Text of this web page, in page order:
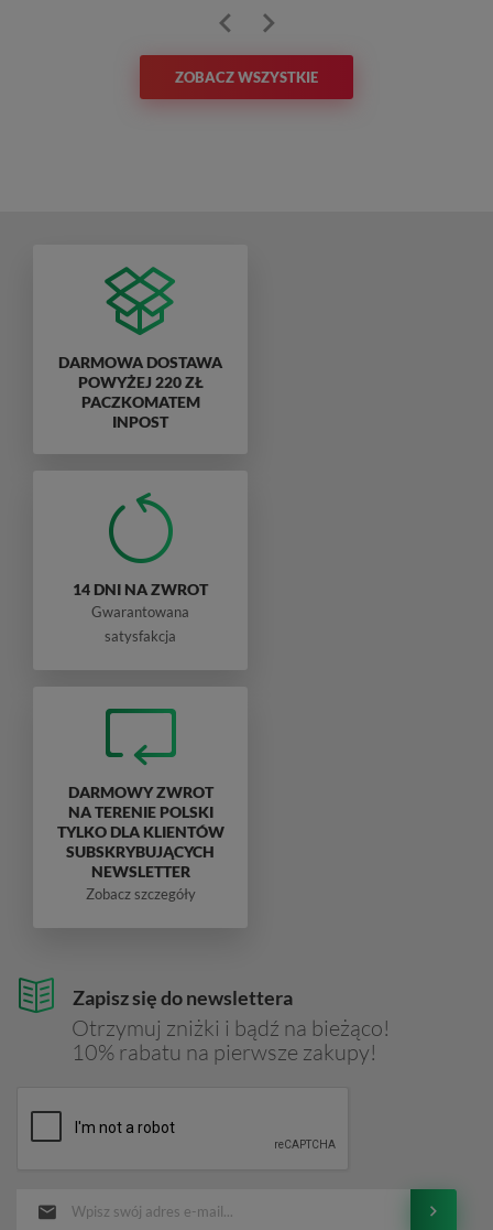
ZOBACZ WSZYSTKIE
Zapisz się do newslettera
Otrzymuj zniżki i bądź na bieżąco!
10% rabatu na pierwsze zakupy!
DARMOWA DOSTAWA
POWYŻEJ 220 ZŁ
PACZKOMATEM
INPOST
14 DNI NA ZWROT
Gwarantowana
satysfakcja
DARMOWY ZWROT
NA TERENIE POLSKI
TYLKO DLA KLIENTÓW
SUBSKRYBUJĄCYCH
NEWSLETTER
Zobacz szczegóły